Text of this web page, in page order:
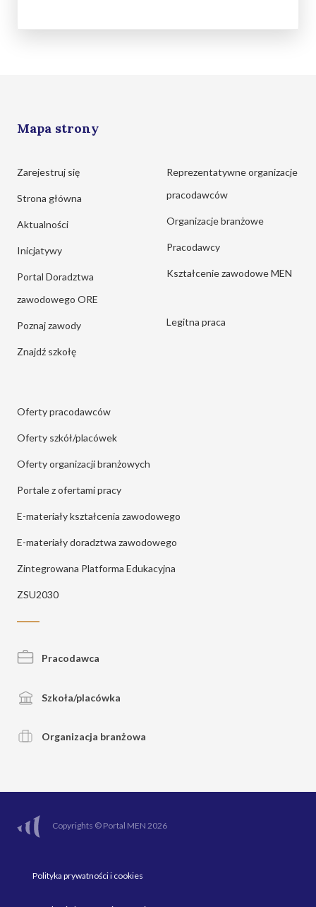
Mapa strony
Zarejestruj się
Strona główna
Aktualności
Inicjatywy
Portal Doradztwa
zawodowego ORE
Poznaj zawody
Znajdź szkołę
Reprezentatywne organizacje
pracodawców
Organizacje branżowe
Pracodawcy
Kształcenie zawodowe MEN
Legitna praca
Oferty pracodawców
Oferty szkół/placówek
Oferty organizacji branżowych
Portale z ofertami pracy
E-materiały kształcenia zawodowego
E-materiały doradztwa zawodowego
Zintegrowana Platforma Edukacyjna
ZSU2030
Pracodawca
Szkoła/placówka
Organizacja branżowa
Copyrights © Portal MEN 2026
Polityka prywatności i cookies